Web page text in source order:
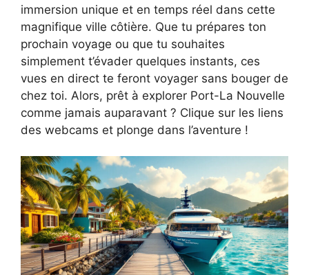
immersion unique et en temps réel dans cette
magnifique ville côtière. Que tu prépares ton
prochain voyage ou que tu souhaites
simplement t’évader quelques instants, ces
vues en direct te feront voyager sans bouger de
chez toi. Alors, prêt à explorer Port-La Nouvelle
comme jamais auparavant ? Clique sur les liens
des webcams et plonge dans l’aventure !